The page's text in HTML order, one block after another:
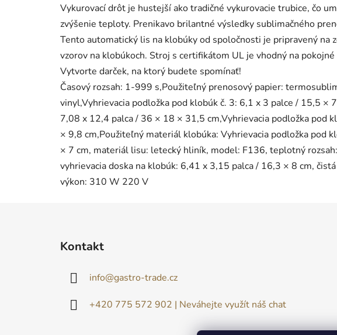
Vykurovací drôt je hustejší ako tradičné vykurovacie trubice, čo
zvýšenie teploty. Prenikavo brilantné výsledky sublimačného
Tento automatický lis na klobúky od spoločnosti je pripravený na
vzorov na klobúkoch. Stroj s certifikátom UL je vhodný na
Vytvorte darček, na ktorý budete spomínať!
Časový rozsah: 1-999 s,Použiteľný prenosový papier:
vinyl,Vyhrievacia podložka pod klobúk č. 3: 6,1 x 3 palce / 15,5 ×
7,08 x 12,4 palca / 36 × 18 × 31,5 cm,Vyhrievacia podložka pod
× 9,8 cm,Použiteľný materiál klobúka: Vyhrievacia podložka pod
× 7 cm, materiál lisu: letecký hliník, model: F136, teplotný
vyhrievacia doska na klobúk: 6,41 x 3,15 palca / 16,3 × 8 cm,
výkon: 310 W 220 V
Kontakt
info@gastro-trade.cz
+420 775 572 902 | Neváhejte využít náš chat